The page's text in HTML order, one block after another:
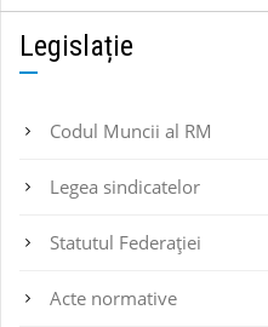
Legislație
Codul Muncii al RM
Legea sindicatelor
Statutul Federaţiei
Acte normative